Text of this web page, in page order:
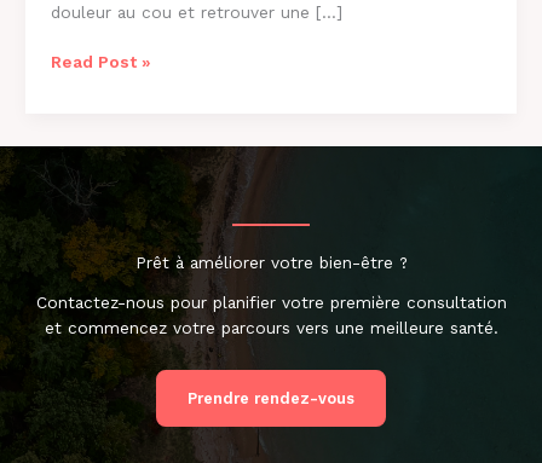
douleur au cou et retrouver une […]
Torticolis
solutions
soulager
rapidement
douleur
Read Post »
Prêt à améliorer votre bien-être ?
Contactez-nous pour planifier votre première consultation
et commencez votre parcours vers une meilleure santé.
Prendre rendez-vous